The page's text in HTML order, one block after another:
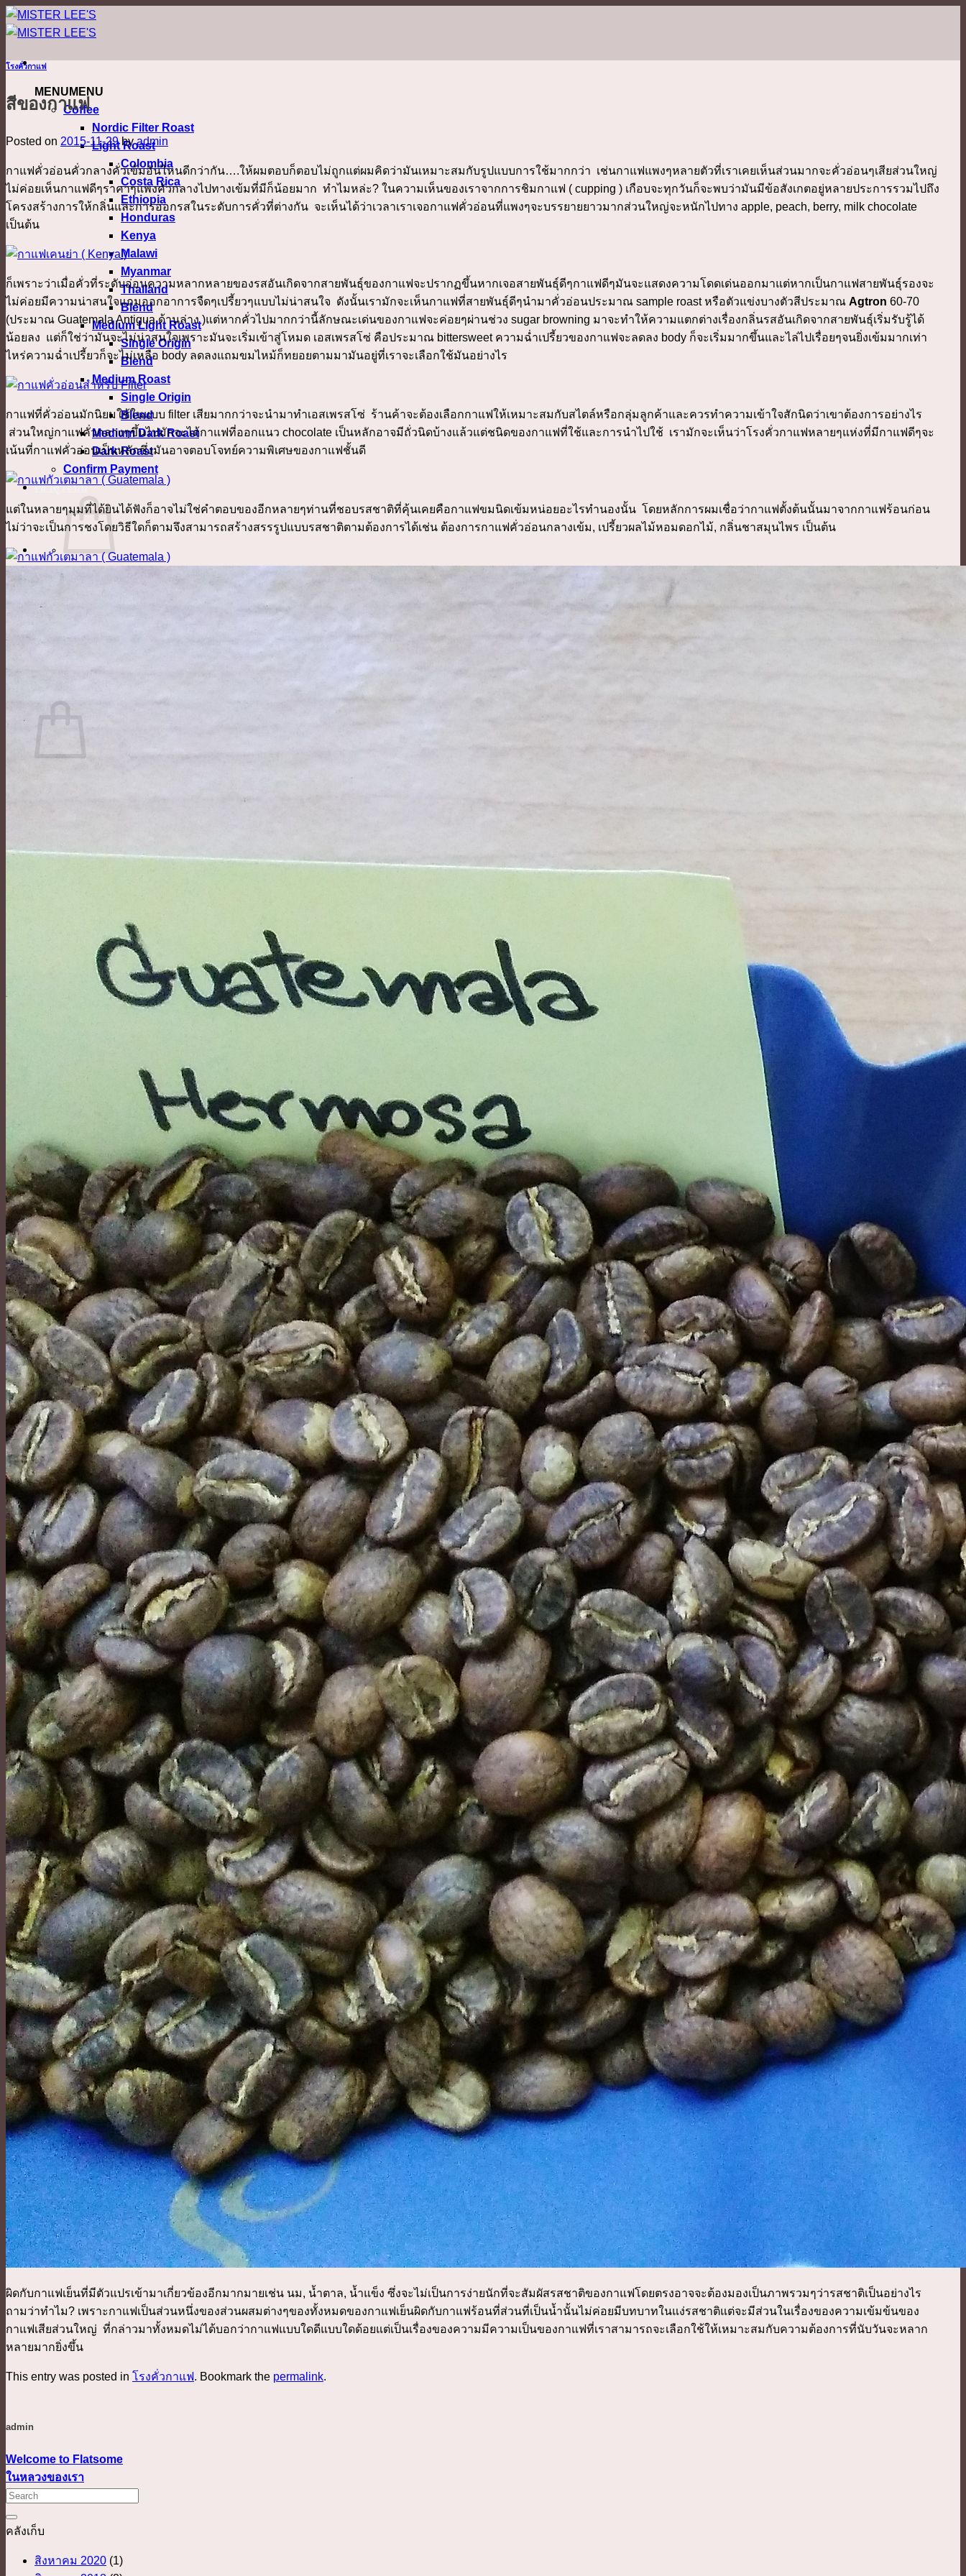
ข้าม
ไป
เนื้อหา
MENU MENU
Coffee
Nordic Filter Roast
Light Roast
Colombia
Costa Rica
Ethiopia
Honduras
Kenya
Malawi
Myanmar
Thailand
Blend
Medium Light Roast
Single Origin
Blend
Medium Roast
Single Origin
Blend
Medium Dark Roast
Dark Roast
Confirm Payment
เข้าสู่ระบบ
No products in the cart.
โรงคั่วกาแฟ
สีของกาแฟ
Posted on 2015-11-29 byadmin
กาแฟคั่วอ่อนคั่วกลางคั่วเข้มอันไหนดีกว่ากัน….ให้ผมตอบก็ตอบไม่ถูกแต่ผมคิดว่ามันเหมาะสมกับรูปแบบการใช้มากกว่า เช่นกาแฟแพงๆหลายตัวที่เราเคยเห็นส่วนมากจะคั่วอ่อนๆเสียส่วนใหญ่
ไม่ค่อยเห็นกาแฟดีๆราคาๆแพงคั่วกลางไปทางเข้มที่มีก็น้อยมาก ทำไมหล่ะ? ในความเห็นของเราจากการชิมกาแฟ ( cupping ) เกือบจะทุกวันก็จะพบว่ามันมีข้อสังเกตอยู่หลายประการรวมไปถึง
โครงสร้างการให้กลิ่นและการออกรสในระดับการคั่วที่ต่างกัน จะเห็นได้ว่าเวลาเราเจอกาแฟคั่วอ่อนที่แพงๆจะบรรยายยาวมากส่วนใหญ่จะหนักไปทาง apple, peach, berry, milk chocolate
เป็นต้น
ก็เพราะว่าเมื่อคั่วที่ระดับอ่อนความหลากหลายของรสอันเกิดจากสายพันธุ์ของกาแฟจะปรากฏขึ้นหากเจอสายพันธุ์ดีๆกาแฟดีๆมันจะแสดงความโดดเด่นออกมาแต่หากเป็นกาแฟสายพันธุ์รองจะ
ไม่ค่อยมีความน่าสนใจแถมออกอาการจืดๆเปรี้ยวๆแบบไม่น่าสนใจ ดังนั้นเรามักจะเห็นกาแฟที่สายพันธุ์ดีๆนำมาคั่วอ่อนประมาณ sample roast หรือตัวแข่งบางตัวสีประมาณ Agtron 60-70
(ประมาณ Guatemala Antigua ด้านล่าง )แต่หากคั่วไปมากกว่านี้ลักษณะเด่นของกาแฟจะค่อยๆผ่านช่วง sugar browning มาจะทำให้ความแตกต่างเรื่องกลิ่นรสอันเกิดจากสายพันธุ์เริ่มรับรู้ได้
น้อยลง แต่ก็ใช่ว่ามันจะไม่น่าสนใจเพราะมันจะเริ่มเข้าสู่โหมด เอสเพรสโซ่ คือประมาณ bittersweet ความฉ่ำเปรี้ยวของกาแฟจะลดลง body ก็จะเริ่มมากขึ้นและไล่ไปเรื่อยๆจนยิ่งเข้มมากเท่า
ไหร่ความฉ่ำเปรี้ยวก็จะไม่เหลือ body ลดลงแถมขมไหม้ก็ทยอยตามมามันอยู่ที่เราจะเลือกใช้มันอย่างไร
กาแฟที่คั่วอ่อนมักนิยมใช้ในแบบ filter เสียมากกว่าจะนำมาทำเอสเพรสโซ่ ร้านค้าจะต้องเลือกกาแฟให้เหมาะสมกับสไตล์หรือกลุ่มลูกค้าและควรทำความเข้าใจสักนิดว่าเขาต้องการอย่างไร
ส่วนใหญ่กาแฟคั่วกลางๆขึ้นไปมักจะได้กาแฟที่ออกแนว chocolate เป็นหลักอาจมีถั่วนิดบ้างแล้วแต่ชนิดของกาแฟที่ใช้และการนำไปใช้ เรามักจะเห็นว่าโรงคั่วกาแฟหลายๆแห่งที่มีกาแฟดีๆจะ
เน้นที่กาแฟคั่วอ่อนเป็นหลักซึ่งมันอาจตอบโจทย์ความพิเศษของกาแฟชั้นดี
แต่ในหลายๆมุมที่ได้ยินได้ฟังก็อาจไม่ใช่คำตอบของอีกหลายๆท่านที่ชอบรสชาติที่คุ้นเคยคือกาแฟขมนิดเข้มหน่อยอะไรทำนองนั้น โดยหลักการผมเชื่อว่ากาแฟตั้งต้นนั้นมาจากกาแฟร้อนก่อน
ไม่ว่าจะเป็นการชงโดยวิธีใดก็ตามจึงสามารถสร้างสรรรูปแบบรสชาติตามต้องการได้เช่น ต้องการกาแฟคั่วอ่อนกลางเข้ม, เปรี้ยวผลไม้หอมดอกไม้, กลิ่นชาสมุนไพร เป็นต้น
ผิดกับกาแฟเย็นที่มีตัวแปรเข้ามาเกี่ยวข้องอีกมากมายเช่น นม, น้ำตาล, น้ำแข็ง ซึ่งจะไม่เป็นการง่ายนักที่จะสัมผัสรสชาติของกาแฟโดยตรงอาจจะต้องมองเป็นภาพรวมๆว่ารสชาติเป็นอย่างไร
ถามว่าทำไม? เพราะกาแฟเป็นส่วนหนึ่งของส่วนผสมต่างๆของทั้งหมดของกาแฟเย็นผิดกับกาแฟร้อนที่ส่วนที่เป็นน้ำนั้นไม่ค่อยมีบทบาทในแง่รสชาติแต่จะมีส่วนในเรื่องของความเข้มข้นของ
กาแฟเสียส่วนใหญ่ ที่กล่าวมาทั้งหมดไม่ได้บอกว่ากาแฟแบบใดดีแบบใดด้อยแต่เป็นเรื่องของความมีความเป็นของกาแฟที่เราสามารถจะเลือกใช้ให้เหมาะสมกับความต้องการที่นับวันจะหลาก
หลายมากยิ่งขึ้น
This entry was posted in โรงคั่วกาแฟ. Bookmark the permalink.
admin
Welcome to Flatsome
ในหลวงของเรา
คลังเก็บ
สิงหาคม 2020 (1)